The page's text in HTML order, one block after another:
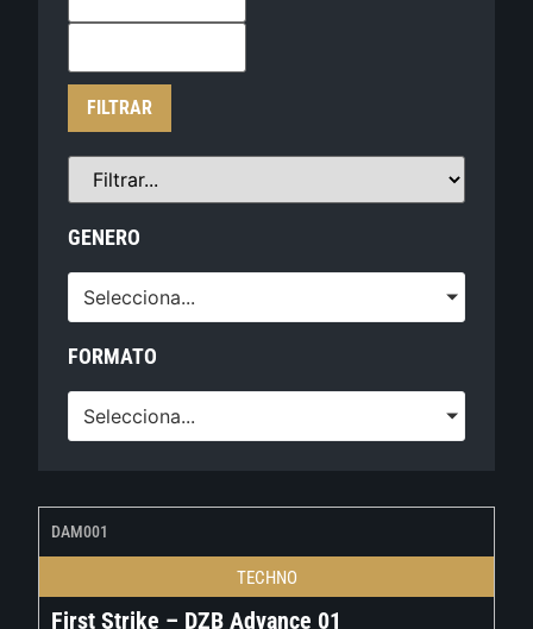
FILTRAR
GENERO
Selecciona...
FORMATO
Selecciona...
DAM001
TECHNO
First Strike – DZB Advance 01